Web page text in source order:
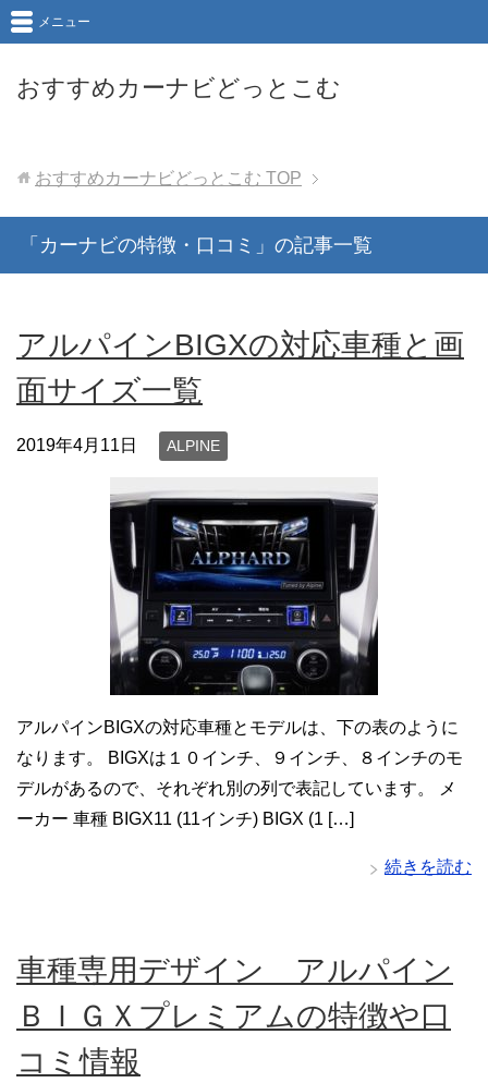
おすすめカーナビどっとこむ
メニュー
おすすめカーナビどっとこむ TOP
「カーナビの特徴・口コミ」の記事一覧
アルパインBIGXの対応車種と画
面サイズ一覧
2019年4月11日 ALPINE
アルパインBIGXの対応車種とモデルは、下の表のように
なります。 BIGXは１０インチ、９インチ、８インチのモ
デルがあるので、それぞれ別の列で表記しています。 メ
ーカー 車種 BIGX11 (11インチ) BIGX (1 […]
続きを読む
車種専用デザイン アルパイン
ＢＩＧＸプレミアムの特徴や口
コミ情報